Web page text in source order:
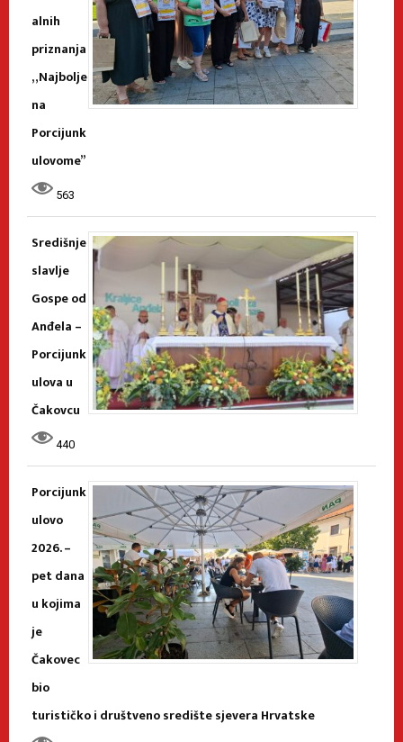
alnih
priznanja
„Najbolje
na
Porcijunk
ulovome”
563
Središnje
slavlje
Gospe od
Anđela –
Porcijunk
ulova u
Čakovcu
440
Porcijunk
ulovo
2026. –
pet dana
u kojima
je
Čakovec
bio
turističko i društveno središte sjevera Hrvatske